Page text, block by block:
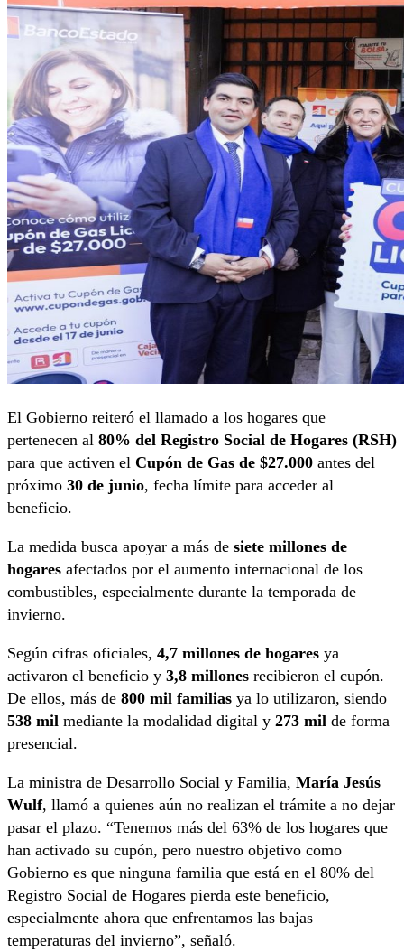
El Gobierno reiteró el llamado a los hogares que
pertenecen al 80% del Registro Social de Hogares (RSH)
para que activen el Cupón de Gas de $27.000 antes del
próximo 30 de junio, fecha límite para acceder al
beneficio.
La medida busca apoyar a más de siete millones de
hogares afectados por el aumento internacional de los
combustibles, especialmente durante la temporada de
invierno.
Según cifras oficiales, 4,7 millones de hogares ya
activaron el beneficio y 3,8 millones recibieron el cupón.
De ellos, más de 800 mil familias ya lo utilizaron, siendo
538 mil mediante la modalidad digital y 273 mil de forma
presencial.
La ministra de Desarrollo Social y Familia, María Jesús
Wulf, llamó a quienes aún no realizan el trámite a no dejar
pasar el plazo. “Tenemos más del 63% de los hogares que
han activado su cupón, pero nuestro objetivo como
Gobierno es que ninguna familia que está en el 80% del
Registro Social de Hogares pierda este beneficio,
especialmente ahora que enfrentamos las bajas
temperaturas del invierno”, señaló.